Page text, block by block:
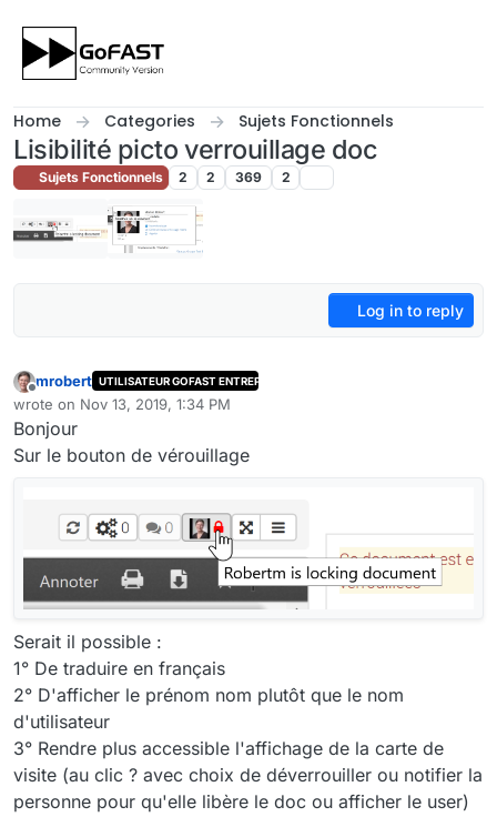
Home Categories Sujets Fonctionnels
Lisibilité picto verrouillage doc
Sujets Fonctionnels 2 2 369 2
Log in to reply
Offline
mrobert UTILISATEUR GOFAST ENTREPRISE
wrote on Nov 13, 2019, 1:34 PM
last edited by
Bonjour
Sur le bouton de vérouillage
Serait il possible :
1° De traduire en français
2° D'afficher le prénom nom plutôt que le nom
d'utilisateur
3° Rendre plus accessible l'affichage de la carte de
visite (au clic ? avec choix de déverrouiller ou notifier la
personne pour qu'elle libère le doc ou afficher le user)